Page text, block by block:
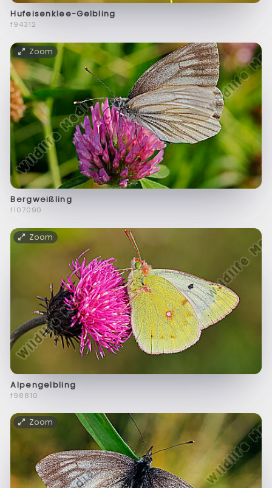
Hufeisenklee-Gelbling
f94312
Zoom
Bergweißling
f107090
Zoom
Alpengelbling
f98810
Zoom